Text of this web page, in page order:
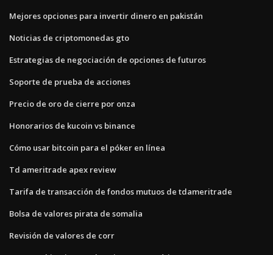
Mejores opciones para invertir dinero en pakistán
Noticias de criptomonedas gto
Estrategias de negociación de opciones de futuros
Soporte de prueba de acciones
Precio de oro de cierre por onza
Honorarios de kucoin vs binance
Cómo usar bitcoin para el póker en línea
Td ameritrade apex review
Tarifa de transacción de fondos mutuos de tdameritrade
Bolsa de valores pirata de somalia
Revisión de valores de corr